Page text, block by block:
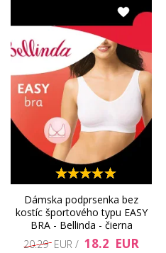
Dámska podprsenka bez
kostíc športového typu EASY
BRA - Bellinda - čierna
20.29 EUR / 18.2 EUR